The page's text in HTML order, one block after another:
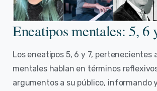
Eneatipos mentales: 5, 6
Los eneatipos 5, 6 y 7, pertenecientes
mentales hablan en términos
argumentos a su público, informando